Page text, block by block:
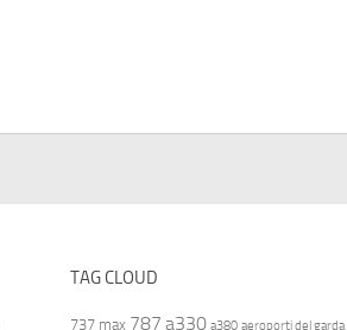
TAG CLOUD
737 max 787 a330 a380 aeroporti del garda